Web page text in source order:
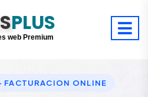
PLUS
tu éxito
web Premium
FACTURACION ONLINE